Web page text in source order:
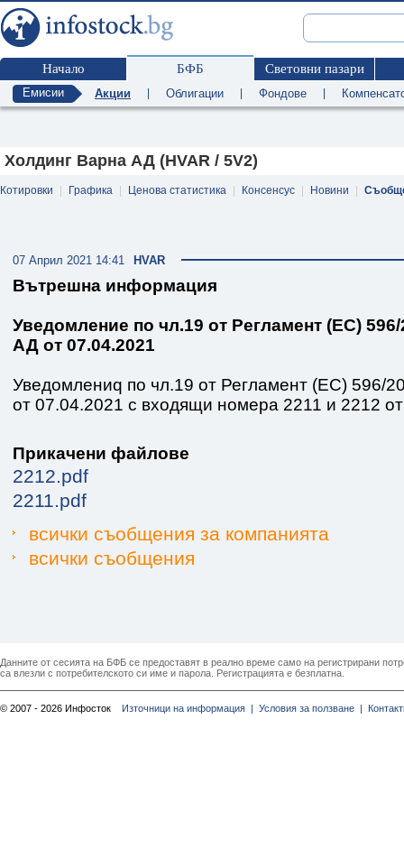
Начало БФБ Световни пазари
Емисии Акции Облигации Фондове
Холдинг Варна АД (HVAR / 5V2)
Котировки Графика Ценова статистика Консенсус Новини
HVAR
07 Април 2021 14:41
Вътрешна информация
Уведомление по чл.19 от Регламент (ЕС)
АД от 07.04.2021
Уведомлениq по чл.19 от Регламент (ЕС) 596/
от 07.04.2021 с входящи номера 2211 и 2212
Прикачени файлове
2212.pdf
2211.pdf
всички съобщения за компанията
всички съобщения
Данните от сесията на БФБ се предоставят в реално време само на регистрирани
са влезли с потребителското си име и парола. Регистрацията е безплатна.
© 2007 - 2026 Инфосток Източници на информация | Условия за ползване |